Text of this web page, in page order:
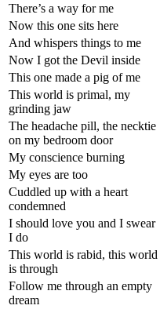
There’s a way for me
Now this one sits here
And whispers things to me
Now I got the Devil inside
This one made a pig of me
This world is primal, my
grinding jaw
The headache pill, the necktie
on my bedroom door
My conscience burning
My eyes are too
Cuddled up with a heart
condemned
I should love you and I swear
I do
This world is rabid, this world
is through
Follow me through an empty
dream